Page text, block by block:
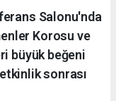
Salonu'nda
Korosu ve
büyük beğeni
sonrası